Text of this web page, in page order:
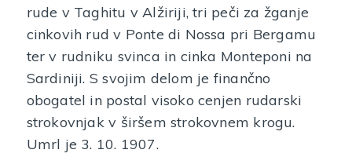
rude v Taghitu v Alžiriji, tri peči za žganje
cinkovih rud v Ponte di Nossa pri Bergamu
ter v rudniku svinca in cinka Monteponi na
Sardiniji. S svojim delom je finančno
obogatel in postal visoko cenjen rudarski
strokovnjak v širšem strokovnem krogu.
Umrl je 3. 10. 1907.